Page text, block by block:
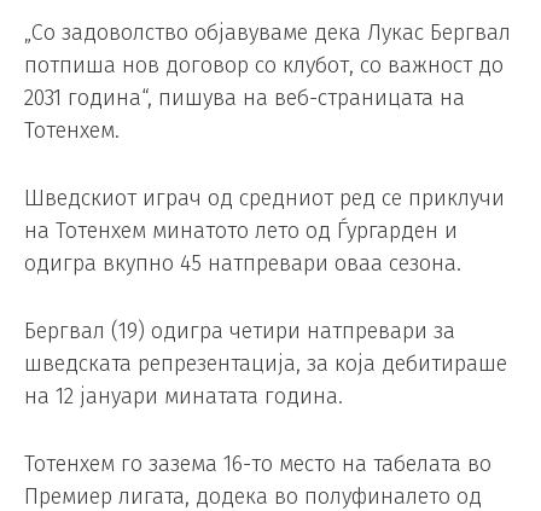
„Со задоволство објавуваме дека Лукас Бергвал
потпиша нов договор со клубот, со важност до
2031 година“, пишува на веб-страницата на
Тотенхем.
Шведскиот играч од средниот ред се приклучи
на Тотенхем минатото лето од Ѓургарден и
одигра вкупно 45 натпревари оваа сезона.
Бергвал (19) одигра четири натпревари за
шведската репрезентација, за која дебитираше
на 12 јануари минатата година.
Тотенхем го зазема 16-то место на табелата во
Премиер лигата, додека во полуфиналето од